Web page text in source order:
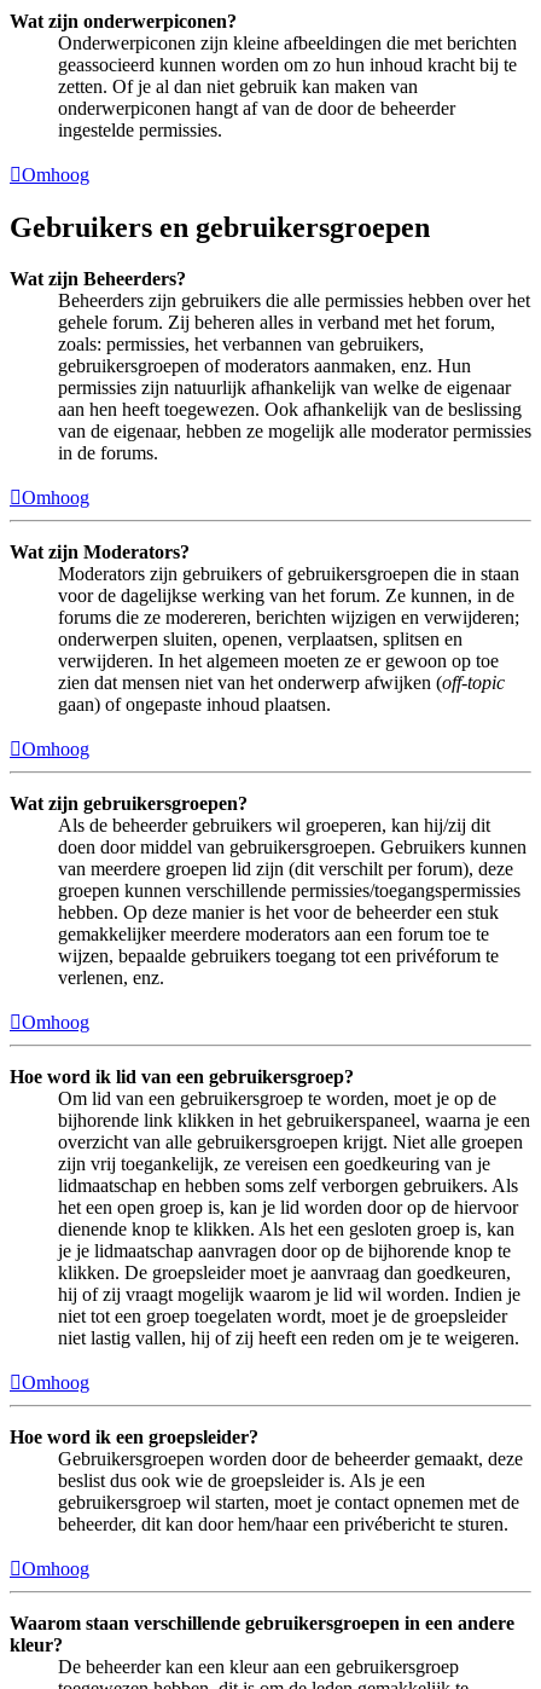
Wat zijn onderwerpiconen?
Onderwerpiconen zijn kleine afbeeldingen die met berichten
geassocieerd kunnen worden om zo hun inhoud kracht bij te
zetten. Of je al dan niet gebruik kan maken van
onderwerpiconen hangt af van de door de beheerder
ingestelde permissies.
Omhoog
Gebruikers en gebruikersgroepen
Wat zijn Beheerders?
Beheerders zijn gebruikers die alle permissies hebben over het
gehele forum. Zij beheren alles in verband met het forum,
zoals: permissies, het verbannen van gebruikers,
gebruikersgroepen of moderators aanmaken, enz. Hun
permissies zijn natuurlijk afhankelijk van welke de eigenaar
aan hen heeft toegewezen. Ook afhankelijk van de beslissing
van de eigenaar, hebben ze mogelijk alle moderator permissies
in de forums.
Omhoog
Wat zijn Moderators?
Moderators zijn gebruikers of gebruikersgroepen die in staan
voor de dagelijkse werking van het forum. Ze kunnen, in de
forums die ze modereren, berichten wijzigen en verwijderen;
onderwerpen sluiten, openen, verplaatsen, splitsen en
verwijderen. In het algemeen moeten ze er gewoon op toe
zien dat mensen niet van het onderwerp afwijken (off-topic
gaan) of ongepaste inhoud plaatsen.
Omhoog
Wat zijn gebruikersgroepen?
Als de beheerder gebruikers wil groeperen, kan hij/zij dit
doen door middel van gebruikersgroepen. Gebruikers kunnen
van meerdere groepen lid zijn (dit verschilt per forum), deze
groepen kunnen verschillende permissies/toegangspermissies
hebben. Op deze manier is het voor de beheerder een stuk
gemakkelijker meerdere moderators aan een forum toe te
wijzen, bepaalde gebruikers toegang tot een privéforum te
verlenen, enz.
Omhoog
Hoe word ik lid van een gebruikersgroep?
Om lid van een gebruikersgroep te worden, moet je op de
bijhorende link klikken in het gebruikerspaneel, waarna je een
overzicht van alle gebruikersgroepen krijgt. Niet alle groepen
zijn vrij toegankelijk, ze vereisen een goedkeuring van je
lidmaatschap en hebben soms zelf verborgen gebruikers. Als
het een open groep is, kan je lid worden door op de hiervoor
dienende knop te klikken. Als het een gesloten groep is, kan
je je lidmaatschap aanvragen door op de bijhorende knop te
klikken. De groepsleider moet je aanvraag dan goedkeuren,
hij of zij vraagt mogelijk waarom je lid wil worden. Indien je
niet tot een groep toegelaten wordt, moet je de groepsleider
niet lastig vallen, hij of zij heeft een reden om je te weigeren.
Omhoog
Hoe word ik een groepsleider?
Gebruikersgroepen worden door de beheerder gemaakt, deze
beslist dus ook wie de groepsleider is. Als je een
gebruikersgroep wil starten, moet je contact opnemen met de
beheerder, dit kan door hem/haar een privébericht te sturen.
Omhoog
Waarom staan verschillende gebruikersgroepen in een andere
kleur?
De beheerder kan een kleur aan een gebruikersgroep